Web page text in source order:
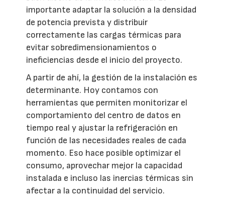
importante adaptar la solución a la densidad
de potencia prevista y distribuir
correctamente las cargas térmicas para
evitar sobredimensionamientos o
ineficiencias desde el inicio del proyecto.
A partir de ahí, la gestión de la instalación es
determinante. Hoy contamos con
herramientas que permiten monitorizar el
comportamiento del centro de datos en
tiempo real y ajustar la refrigeración en
función de las necesidades reales de cada
momento. Eso hace posible optimizar el
consumo, aprovechar mejor la capacidad
instalada e incluso las inercias térmicas sin
afectar a la continuidad del servicio.